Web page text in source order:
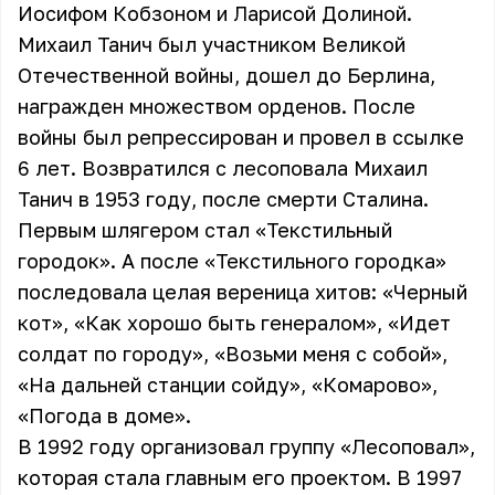
Иосифом Кобзоном и Ларисой Долиной.
Михаил Танич был участником Великой
Отечественной войны, дошел до Берлина,
награжден множеством орденов. После
войны был репрессирован и провел в ссылке
6 лет. Возвратился с лесоповала Михаил
Танич в 1953 году, после смерти Сталина.
Первым шлягером стал «Текстильный
городок». А после «Текстильного городка»
последовала целая вереница хитов: «Черный
кот», «Как хорошо быть генералом», «Идет
солдат по городу», «Возьми меня с собой»,
«На дальней станции сойду», «Комарово»,
«Погода в доме».
В 1992 году организовал группу «Лесоповал»,
которая стала главным его проектом. В 1997